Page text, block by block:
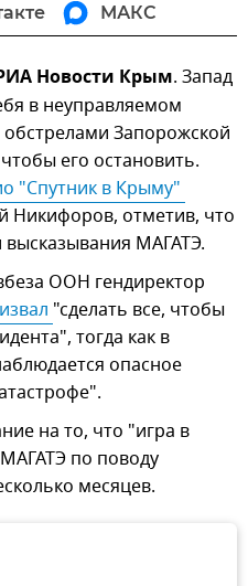
МАКС
Новости Крым. Запад
в неуправляемом
Запорожской
его остановить.
Никифоров, отметив, что
высказывания МАГАТЭ.
ООН гендиректор
"сделать все, чтобы
тогда как в
опасное
на то, что "игра в
по поводу
месяцев.